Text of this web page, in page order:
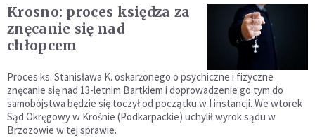
Krosno: proces księdza za
znęcanie się nad
chłopcem
Proces ks. Stanisława K. oskarżonego o psychiczne i fizyczne
znęcanie się nad 13-letnim Bartkiem i doprowadzenie go tym do
samobójstwa będzie się toczył od początku w I instancji. We wtorek
Sąd Okręgowy w Krośnie (Podkarpackie) uchylił wyrok sądu w
Brzozowie w tej sprawie.